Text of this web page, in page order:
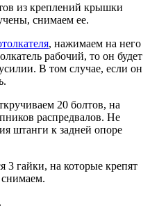
из креплений крышки
снимаем ее.
, нажимаем на него
рабочий, то он будет
В том случае, если он
20 болтов, на
распредвалов. Не
штанги к задней опоре
3 гайки, на которые крепят